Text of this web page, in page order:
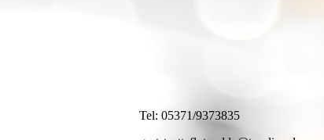
Tel: 05371/9373835